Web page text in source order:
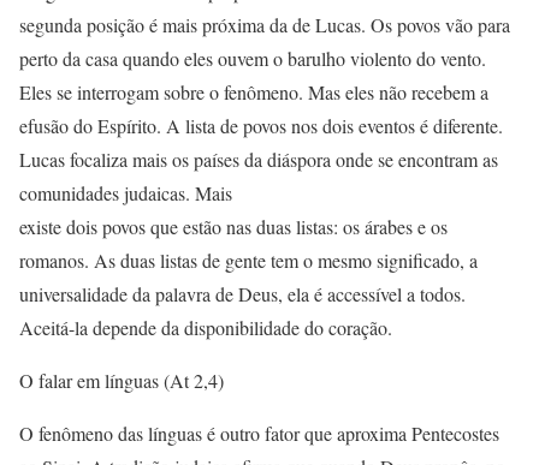
segunda posição é mais próxima da de Lucas. Os povos vão para
perto da casa quando eles ouvem o barulho violento do vento.
Eles se interrogam sobre o fenômeno. Mas eles não recebem a
efusão do Espírito. A lista de povos nos dois eventos é diferente.
Lucas focaliza mais os países da diáspora onde se encontram as
comunidades judaicas. Mais
existe dois povos que estão nas duas listas: os árabes e os
romanos. As duas listas de gente tem o mesmo significado, a
universalidade da palavra de Deus, ela é accessível a todos.
Aceitá-la depende da disponibilidade do coração.
O falar em línguas (At 2,4)
O fenômeno das línguas é outro fator que aproxima Pentecostes